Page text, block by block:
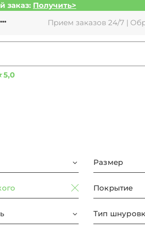
заказ: Получить>
Прием заказов 24/7 |
5,0
Размер
Покрытие
Тип